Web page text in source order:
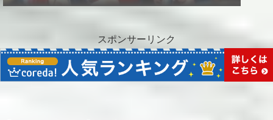
作品！！
スポンサーリンク